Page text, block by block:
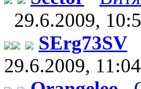
29.6.2009,
SErg73SV
29.6.2009, 11:04